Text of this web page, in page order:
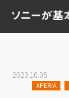
2023.10.05
XPERIA